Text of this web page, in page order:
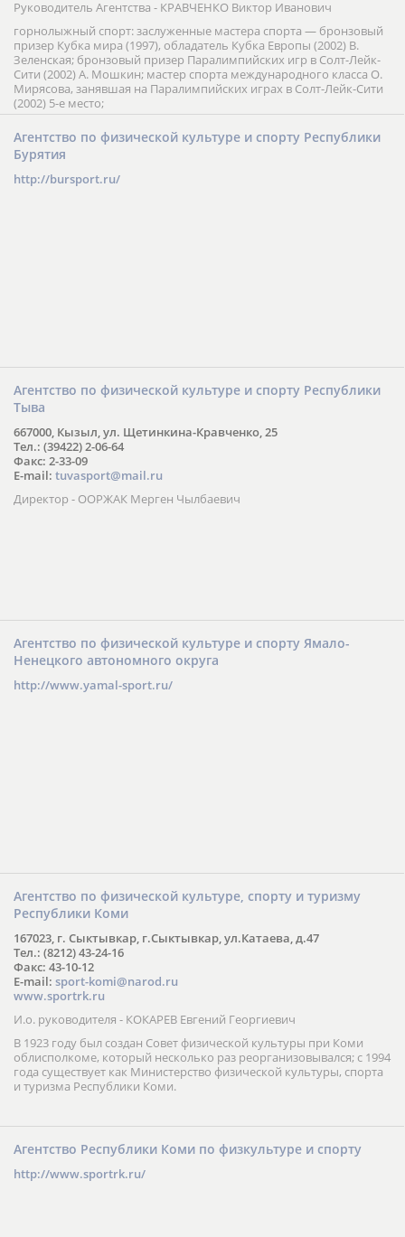
Руководитель Агентства - КРАВЧЕНКО Виктор Иванович
горнолыжный спорт: заслуженные мастера спорта — бронзовый
призер Кубка мира (1997), обладатель Кубка Европы (2002) В.
Зеленская; бронзовый призер Паралимпийских игр в Солт-Лейк-
Сити (2002) А. Мошкин; мастер спорта международного класса О.
Мирясова, занявшая на Паралимпийских играх в Солт-Лейк-Сити
(2002) 5-е место;
Агентство по физической культуре и спорту Республики
Бурятия
http://bursport.ru/
Агентство по физической культуре и спорту Республики
Тыва
667000, Кызыл, ул. Щетинкина-Кравченко, 25
Тел.: (39422) 2-06-64
Факс: 2-33-09
E-mail: tuvasport@mail.ru
Директор - ООРЖАК Мерген Чылбаевич
Агентство по физической культуре и спорту Ямало-
Ненецкого автономного округа
http://www.yamal-sport.ru/
Агентство по физической культуре, спорту и туризму
Республики Коми
167023, г. Сыктывкар, г.Сыктывкар, ул.Катаева, д.47
Тел.: (8212) 43-24-16
Факс: 43-10-12
E-mail: sport-komi@narod.ru
www.sportrk.ru
И.о. руководителя - КОКАРЕВ Евгений Георгиевич
В 1923 году был создан Совет физической культуры при Коми
облисполкоме, который несколько раз реорганизовывался; с 1994
года существует как Министерство физической культуры, спорта
и туризма Республики Коми.
Агентство Республики Коми по физкультуре и спорту
http://www.sportrk.ru/